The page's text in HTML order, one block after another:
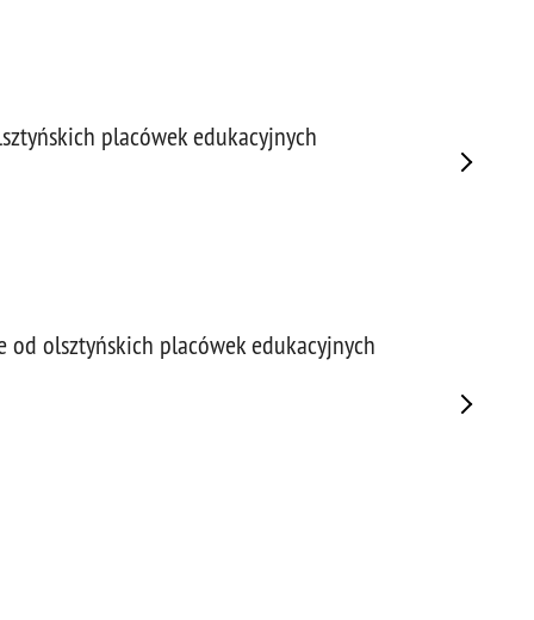
placówek edukacyjnych
od olsztyńskich placówek edukacyjnych